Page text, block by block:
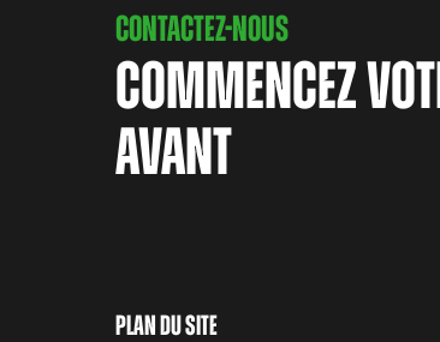
CONTACTEZ-NOUS
COMMENCEZ
AVANT
PLAN DU SITE